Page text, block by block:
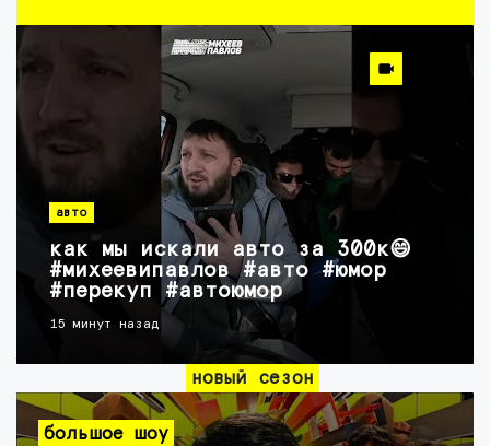
авто
как мы искали авто за 300к😄
#михеевипавлов #авто #юмор
#перекуп #автоюмор
15 минут назад
новый сезон
большое шоу